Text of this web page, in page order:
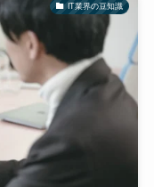
IT業界の豆知識